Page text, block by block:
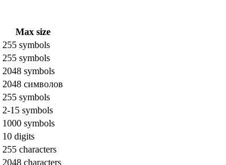
Max size
255 symbols
255 symbols
2048 symbols
2048 символов
255 symbols
2-15 symbols
1000 symbols
10 digits
255 characters
2048 characters